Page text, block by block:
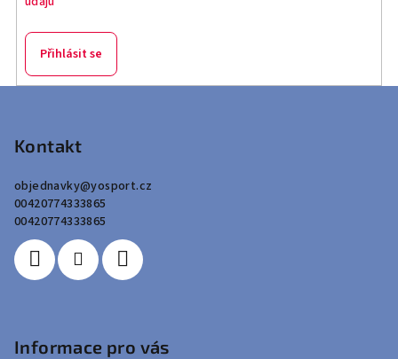
Přihlásit se
Kontakt
objednavky@yosport.cz
00420774333865
00420774333865
Informace pro vás